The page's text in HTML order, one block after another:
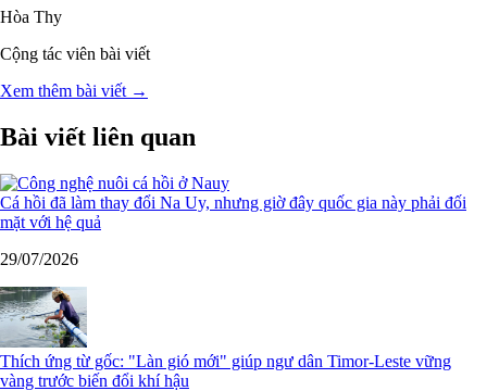
Hòa Thy
Cộng tác viên bài viết
Xem thêm bài viết →
Bài viết liên quan
Cá hồi đã làm thay đổi Na Uy, nhưng giờ đây quốc gia này phải đối
mặt với hệ quả
29/07/2026
Thích ứng từ gốc: "Làn gió mới" giúp ngư dân Timor-Leste vững
vàng trước biến đổi khí hậu